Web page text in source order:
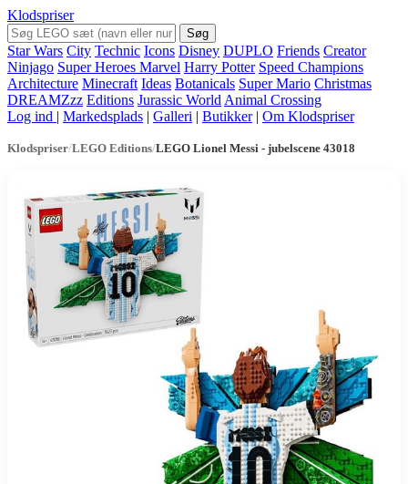
Klodspriser
Søg
Star Wars City Technic Icons Disney DUPLO Friends Creator
Ninjago Super Heroes Marvel Harry Potter Speed Champions
Architecture Minecraft Ideas Botanicals Super Mario Christmas
DREAMZzz Editions Jurassic World Animal Crossing
Log ind | Markedsplads | Galleri | Butikker | Om Klodspriser
Klodspriser/LEGO Editions/LEGO Lionel Messi - jubelscene 43018